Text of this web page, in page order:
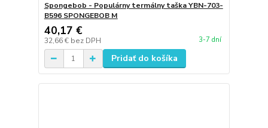
Spongebob - Populárny termálny taška YBN-703-
B596 SPONGEBOB M
40,17 €
32,66 € bez DPH 3-7 dní
Pridať do košíka